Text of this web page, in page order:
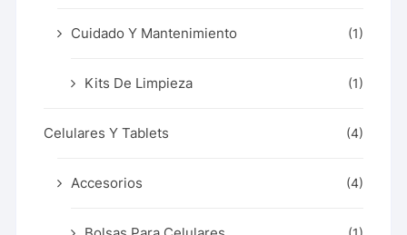
Cuidado Y Mantenimiento (1)
Kits De Limpieza (1)
Celulares Y Tablets (4)
Accesorios (4)